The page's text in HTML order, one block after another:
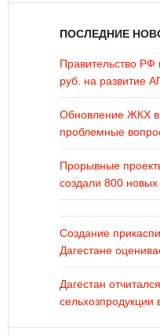
ПОСЛЕДНИЕ
Правительство РФ
руб. на развитие
Обновление ЖКХ в
проблемные
Прорывные
создали 800
Создание
Дагестане
Дагестан
сельхозпродукции